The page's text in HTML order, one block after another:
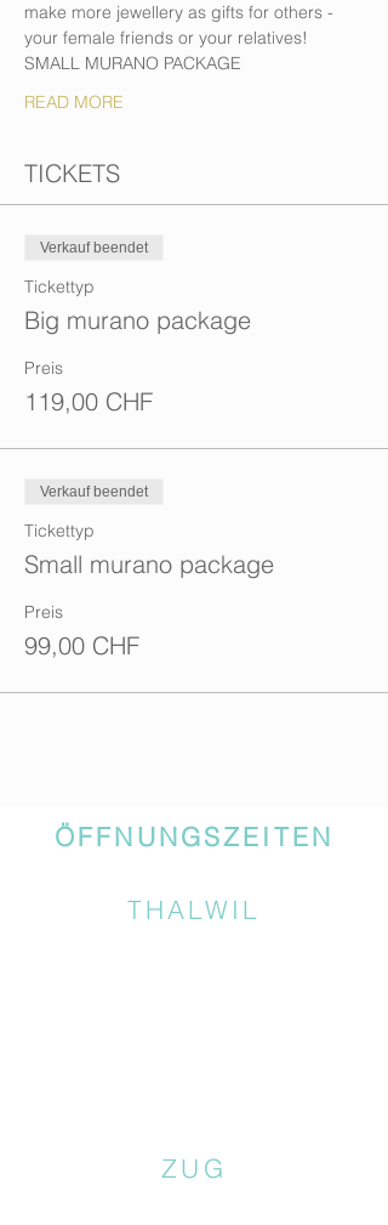
make more jewellery as gifts for others -
your female friends or your relatives!
SMALL MURANO PACKAGE
READ MORE
TICKETS
Verkauf beendet
Tickettyp
Big murano package
Preis
119,00 CHF
Verkauf beendet
Tickettyp
Small murano package
Preis
99,00 CHF
ÖFFNUNGSZEITEN
THALWIL
ZUG